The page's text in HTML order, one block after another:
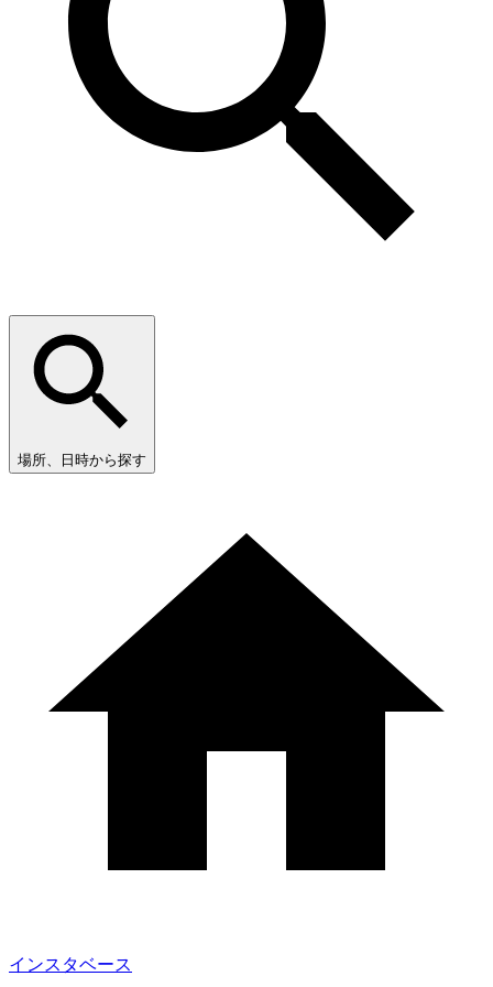
場所、日時から探す
インスタベース